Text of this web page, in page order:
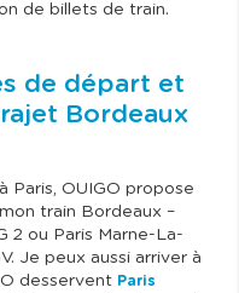
de billets de train.
de départ et
Bordeaux
Paris, OUIGO propose
train Bordeaux –
2 ou Paris Marne-La-
Je peux aussi arriver à
desservent Paris